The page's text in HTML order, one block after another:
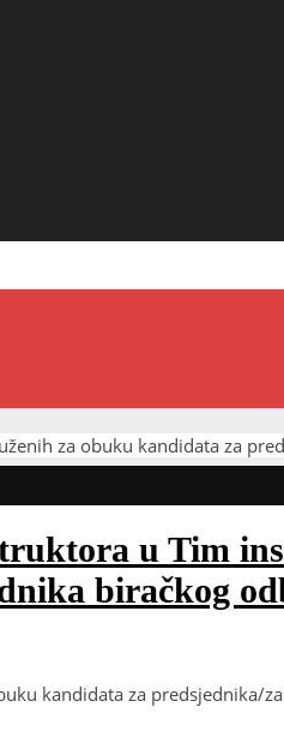
za obuku kandidata za
u Tim
biračkog
kandidata za